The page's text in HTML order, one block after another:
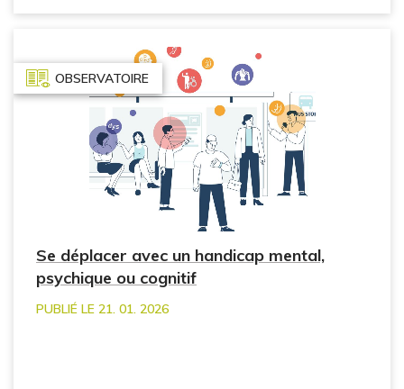
OBSERVATOIRE
Se déplacer avec un handicap mental,
psychique ou cognitif
PUBLIÉ LE 21. 01. 2026